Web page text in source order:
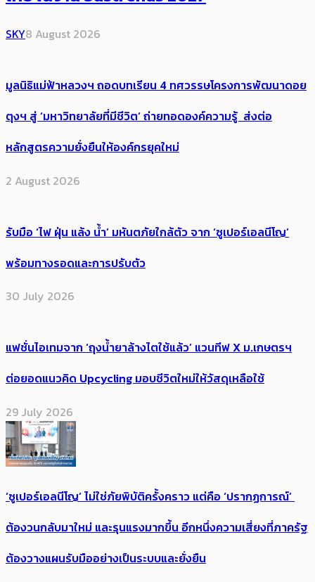
SKY8 August 2026
มูลนิธิแม่ฟ้าหลวงฯ ถอดบทเรียน 4 ทศวรรษโครงการพัฒนาดอย
ตุงฯ สู่ ‘มหาวิทยาลัยที่มีชีวิต’ ถ่ายทอดองค์ความรู้ ส่งต่อ
หลักสูตรความยั่งยืนให้องค์กรยุคใหม่
2 August 2026
รับมือ ‘ไฟ ฝุ่น แล้ง น้ำ’ มหันตภัยใกล้ตัว จาก ‘ซูเปอร์เอลนีโญ’
พร้อมทางรอดและการปรับตัว
30 July 2026
แฟชั่นไอเทมจาก ‘ถุงน้ำยาล้างไตใช้แล้ว’ แวนทีฟ X ม.เกษตรฯ
ต่อยอดแนวคิด Upcycling มอบชีวิตใหม่ให้วัสดุเหลือใช้
29 July 2026
‘ซูเปอร์เอลนีโญ’ ไม่ใช่ภัยพิบัติครั้งคราว แต่คือ ‘ปรากฏการณ์’ ​
ต้อง​วนกลับมาใหม่ และรุนแรงมากขึ้น อีกหนึ่งความเสี่ยงที่ภาครัฐ
ต้องวางแผนรับมืออย่างเป็นระบบและยั่งยืน